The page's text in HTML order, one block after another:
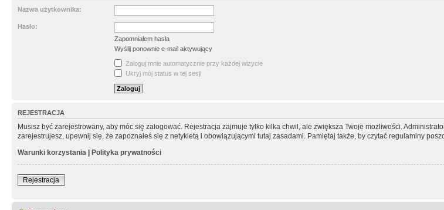
Nazwa użytkownika:
Hasło:
Zapomniałem hasła
Wyślij ponownie e-mail aktywujący
Zaloguj mnie automatycznie przy każdej wizycie
Ukryj mój status w tej sesji
REJESTRACJA
Musisz być zarejestrowany, aby móc się zalogować. Rejestracja zajmuje tylko kilka chwil, ale zwiększa Twoje możliwości.
zarejestrujesz, upewnij się, że zapoznałeś się z netykietą i obowiązującymi tutaj zasadami. Pamiętaj także, by czytać regulaminy
Warunki korzystania | Polityka prywatności
Rejestracja